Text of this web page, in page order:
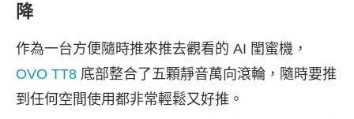
降
作為一台方便隨時推來推去觀看的 AI 閨蜜機，
OVO TT8 底部整合了五顆靜音萬向滾輪，隨時要推
到任何空間使用都非常輕鬆又好推。